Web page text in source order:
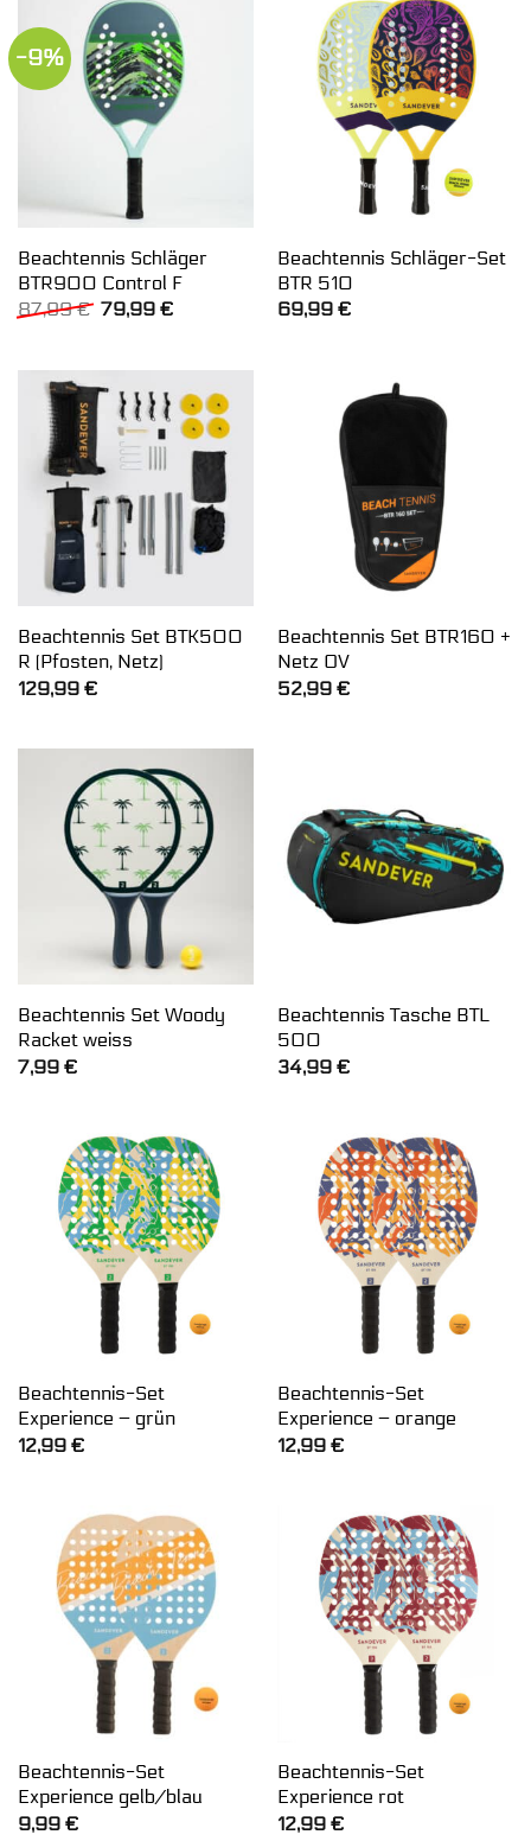
-9%
Beachtennis Schläger
BTR900 Control F
87,99€ Ursprünglicher
87,99 €
79,99 €Aktueller
Beachtennis Schläger-Set
BTR 510
69,99 €
Beachtennis Set BTK500
R (Pfosten, Netz)
129,99 €
Beachtennis Set BTR160 +
Netz OV
52,99 €
Beachtennis Set Woody
Racket weiss
7,99 €
Beachtennis Tasche BTL
500
34,99 €
Beachtennis-Set
Experience – grün
12,99 €
Beachtennis-Set
Experience – orange
12,99 €
Beachtennis-Set
Experience gelb/blau
9,99 €
Beachtennis-Set
Experience rot
12,99 €